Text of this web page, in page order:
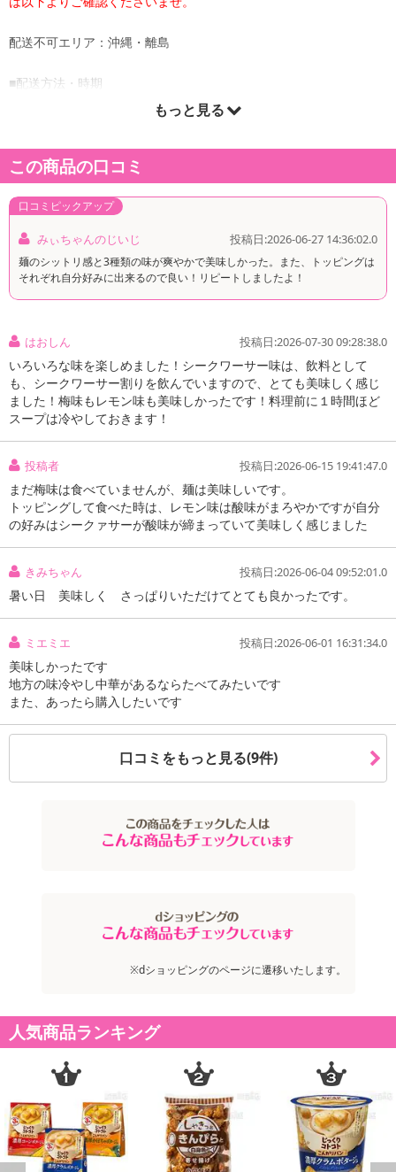
配送不可エリア：沖縄・離島
■配送方法・時期
に、ご利用可能です。
※発送予定日は到着日ではありません。
・商品は「シンプル百科」より出荷します。
商品詳細
もっと見る
この商品の口コミ
口コミピックアップ
みぃちゃんのじいじ 投稿日:2026-06-27 14:36:02.0
麺のシットリ感と3種類の味が爽やかで美味しかった。また、トッピングは
それぞれ自分好みに出来るので良い！リピートしましたよ！
はおしん 投稿日:2026-07-30 09:28:38.0
いろいろな味を楽しめました！シークワーサー味は、飲料として
も、シークワーサー割りを飲んでいますので、とても美味しく感じ
ました！梅味もレモン味も美味しかったです！料理前に１時間ほど
スープは冷やしておきます！
投稿者 投稿日:2026-06-15 19:41:47.0
まだ梅味は食べていませんが、麺は美味しいです。
トッピングして食べた時は、レモン味は酸味がまろやかですが自分
の好みはシークァサーが酸味が締まっていて美味しく感じました
きみちゃん 投稿日:2026-06-04 09:52:01.0
暑い日 美味しく さっぱりいただけてとても良かったです。
ミエミエ 投稿日:2026-06-01 16:31:34.0
美味しかったです
地方の味冷やし中華があるならたべてみたいです
また、あったら購入したいです
口コミをもっと見る(9件)
※dショッピングのページに遷移いたします。
人気商品ランキング